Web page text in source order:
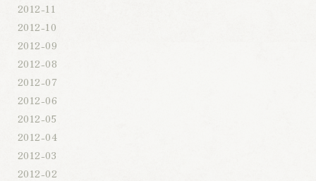
2012-11
2012-10
2012-09
2012-08
2012-07
2012-06
2012-05
2012-04
2012-03
2012-02